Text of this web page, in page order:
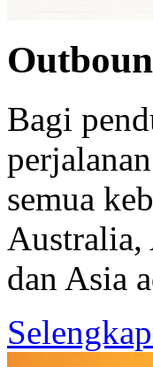
Bagi
semua
Australia,
dan Asia